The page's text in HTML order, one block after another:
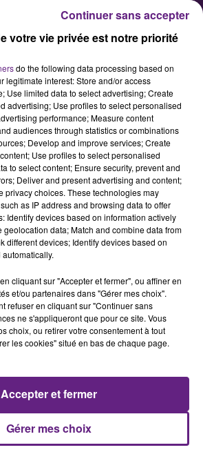
partiellement
end sur la ligne
travaux de
le trafic des trains
week-end entre
la journée du samedi
dimanche 12 juin à
votre vie privée est notre priorité
do the following data processing based on
legitimate interest: Store and/or access
Use limited data to select advertising; Create
advertising; Use profiles to select personalised
performance; Measure content
audiences through statistics or combinations
Develop and improve services; Create
Use profiles to select personalised
to select content; Ensure security, prevent and
Deliver and present advertising and content;
privacy choices. These technologies may
as IP address and browsing data to offer
Identify devices based on information actively
geolocation data; Match and combine data from
different devices; Identify devices based on
cliquant sur "Accepter et fermer", ou affiner en
et/ou partenaires dans "Gérer mes choix".
refuser en cliquant sur "Continuer sans
ne s'appliqueront que pour ce site. Vous
choix, ou retirer votre consentement à tout
les cookies" situé en bas de chaque page.
Gérer mes choix
Accepter et fermer
Continuer sans accepter